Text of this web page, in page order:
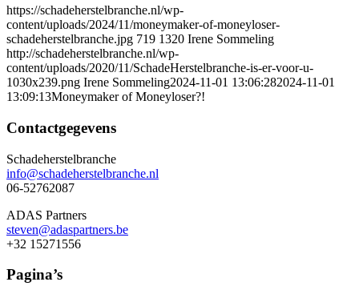
https://schadeherstelbranche.nl/wp-
content/uploads/2024/11/moneymaker-of-moneyloser-
schadeherstelbranche.jpg 719 1320 Irene Sommeling
http://schadeherstelbranche.nl/wp-
content/uploads/2020/11/SchadeHerstelbranche-is-er-voor-u-
1030x239.png Irene Sommeling2024-11-01 13:06:282024-11-01
13:09:13Moneymaker of Moneyloser?!
Contactgegevens
Schadeherstelbranche
info@schadeherstelbranche.nl
06-52762087
ADAS Partners
steven@adaspartners.be
+32 15271556
Pagina’s